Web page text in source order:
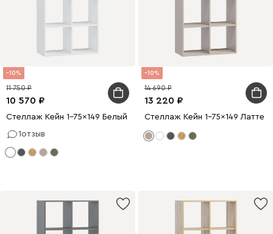
10
10 570
11 750
Стеллаж Кейн 1-75x149 Белый
1отзыв
10
13 220
14 690
Стеллаж Кейн 1-75x149 Латте